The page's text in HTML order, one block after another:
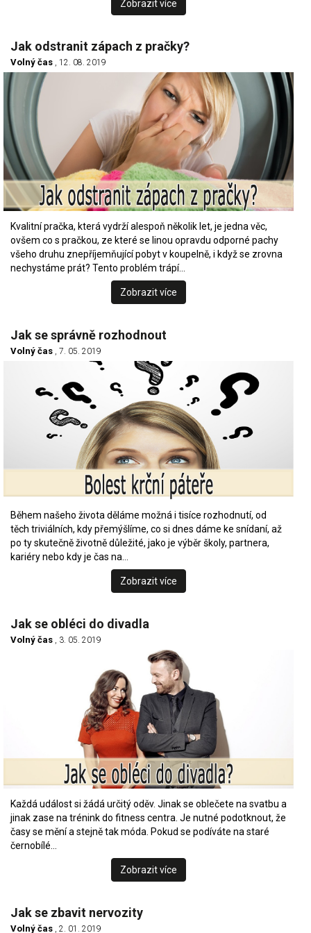
Zobrazit více
Jak odstranit zápach z pračky?
Volný čas , 12. 08. 2019
Kvalitní pračka, která vydrží alespoň několik let, je jedna věc,
ovšem co s pračkou, ze které se linou opravdu odporné pachy
všeho druhu znepříjemňující pobyt v koupelně, i když se zrovna
nechystáme prát? Tento problém trápí…
Zobrazit více
Jak se správně rozhodnout
Volný čas , 7. 05. 2019
Během našeho života děláme možná i tisíce rozhodnutí, od
těch triviálních, kdy přemýšlíme, co si dnes dáme ke snídaní, až
po ty skutečně životně důležité, jako je výběr školy, partnera,
kariéry nebo kdy je čas na…
Zobrazit více
Jak se obléci do divadla
Volný čas , 3. 05. 2019
Každá událost si žádá určitý oděv. Jinak se oblečete na svatbu a
jinak zase na trénink do fitness centra. Je nutné podotknout, že
časy se mění a stejně tak móda. Pokud se podíváte na staré
černobílé…
Zobrazit více
Jak se zbavit nervozity
Volný čas , 2. 01. 2019